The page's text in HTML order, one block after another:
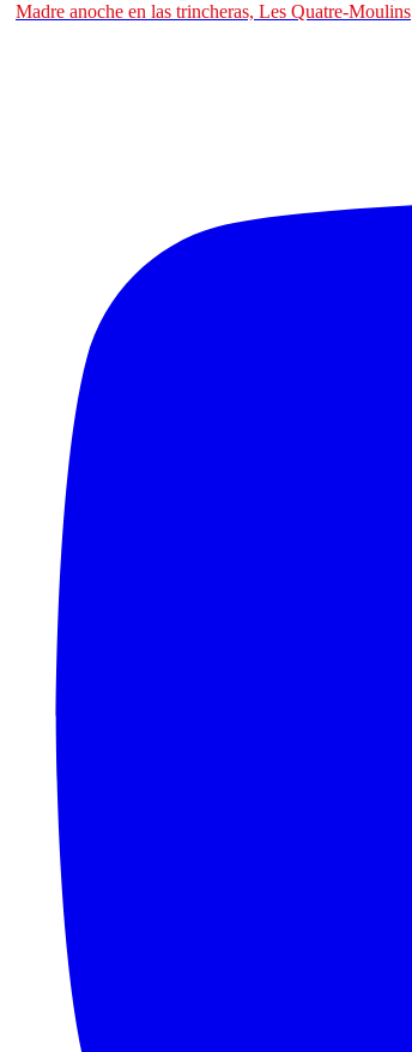
Madre anoche en las trincheras, Les Quatre-Moulins